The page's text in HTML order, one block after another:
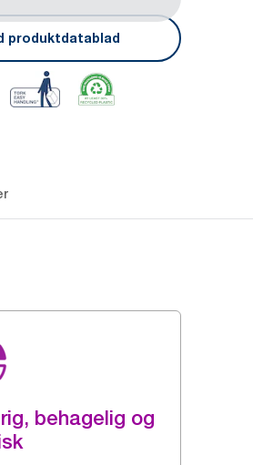
produktdatablad
behagelig og